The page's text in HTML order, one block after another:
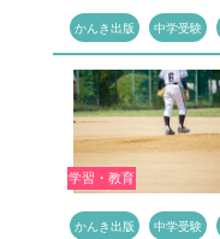
かんき出版 中学受験
学習・教育
かんき出版 中学受験